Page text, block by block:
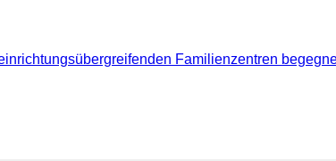
Familienzentren